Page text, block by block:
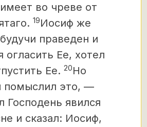
во чреве от
19Иосиф же
праведен и
огласить Ее, хотел
Ее. 20Но
помыслил это, —
Господень явился
и сказал: Иосиф,